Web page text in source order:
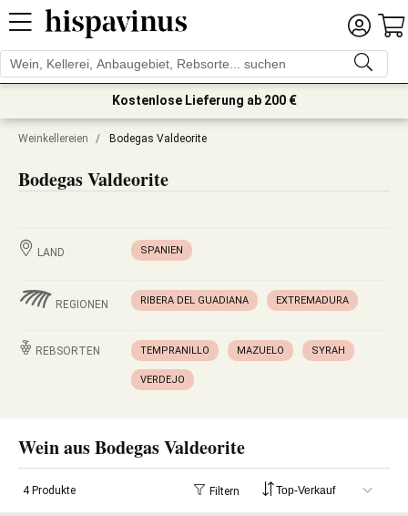
Kostenlose Lieferung ab 200 €
Weinkellereien / Bodegas Valdeorite
Bodegas Valdeorite
LAND SPANIEN
REGIONEN RIBERA DEL GUADIANA EXTREMADURA
REBSORTEN TEMPRANILLO MAZUELO SYRAH
VERDEJO
Wein aus Bodegas Valdeorite
4 Produkte Filtern